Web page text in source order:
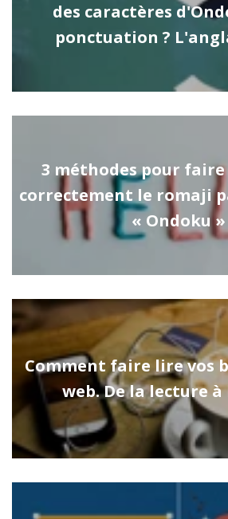
des caractères
ponctuation ?
3 méthodes pour
correctement le romaji
« Ondoku »
Comment faire lire vos
web. De la lecture